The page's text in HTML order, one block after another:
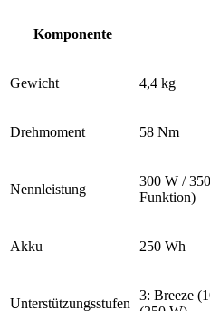
Komponente
Gewicht 4,4 kg
Drehmoment 58 Nm
Nennleistung
300 W /
Funktion)
Akku 250 Wh
Unterstützungsstufen
3: Breeze